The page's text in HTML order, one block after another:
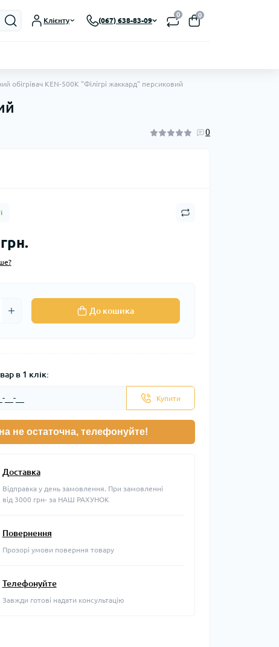
Клієнту (067) 638-83-09
0 0
обігрівач KEN-500К "Філігрі жаккард" персиковий
0
До кошика
в 1 клік:
Купити
не остаточна, телефонуйте!
Доставка
Відправка у день замовлення. При замовленні
від 3000 грн- за НАШ РАХУНОК
Повернення
Прозорі умови поверння товару
Телефонуйте
Завжди готові надати консультацію